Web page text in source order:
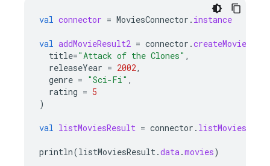
val connector = MoviesConnector . instance
val addMovieResult2 = connector .createMovie
title="Attack of the Clones" ,
releaseYear = 2002,
genre = "Sci-Fi" ,
rating = 5
)
val listMoviesResult = connector .
println(listMoviesResult.data.movies)